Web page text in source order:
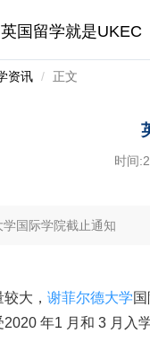
英国留学就是UKEC
资讯 正文
时间:
国际学院截止通知
大， 谢菲尔德大学
年1 月和 3 月入